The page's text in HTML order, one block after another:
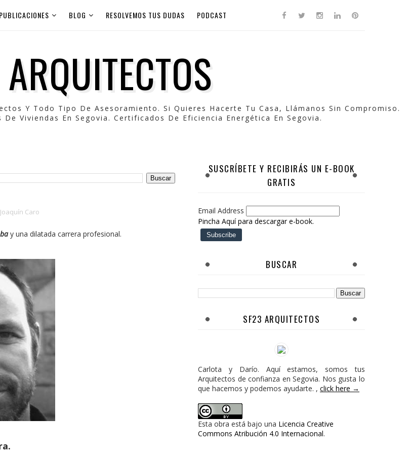
PUBLICACIONES BLOG RESOLVEMOS TUS DUDAS PODCAST
Y Todo Tipo De Asesoramiento. Si Quieres Hacerte Tu Casa, Llámanos Sin Compromiso.
Viviendas En Segovia. Certificados De Eficiencia Energética En Segovia.
Joaquín Caro
y una dilatada carrera profesional.
SUSCRÍBETE Y RECIBIRÁS UN E-BOOK
GRATIS
Email Address
Pincha Aquí para descargar e-book.
BUSCAR
SF23 ARQUITECTOS
Carlota y Darío. Aquí estamos, somos tus
Arquitectos de confianza en Segovia. Nos gusta lo
que hacemos y podemos ayudarte. , click here →
Esta obra está bajo una Licencia Creative
Commons Atribución 4.0 Internacional.